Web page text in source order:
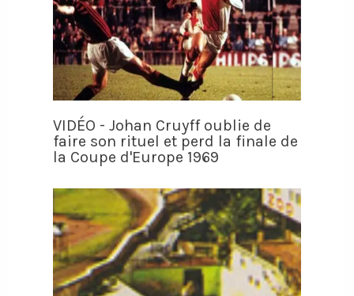
VIDÉO - Johan Cruyff oublie de
faire son rituel et perd la finale de
la Coupe d'Europe 1969